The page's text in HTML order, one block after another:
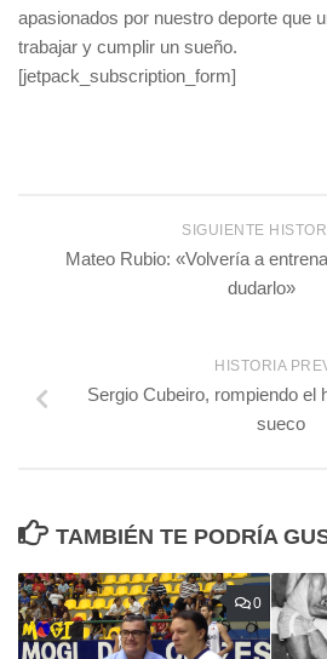
apasionados por nuestro deporte que
trabajar y cumplir un sueño.
[jetpack_subscription_form]
SIGUIENTE
Mateo Rubio: «Volvería a
dudarlo»
HISTORIA
Sergio Cubeiro, rompiendo el
sueco
TAMBIÉN TE PODRÍA
0